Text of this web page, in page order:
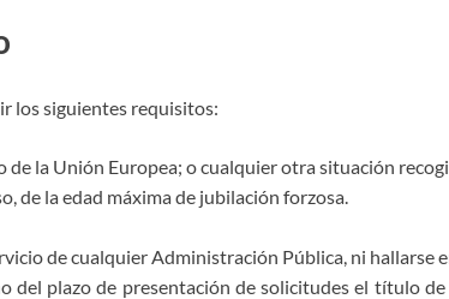
los siguientes requisitos:
la Unión Europea; o cualquier otra situación
de la edad máxima de jubilación forzosa.
de cualquier Administración Pública, ni hallarse
del plazo de presentación de solicitudes el título